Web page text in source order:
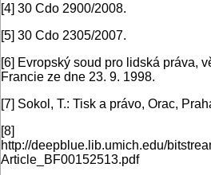
[4] 30 Cdo 2900/2008.
[5] 30 Cdo 2305/2007.
[6] Evropský soud pro lidská práva,
Francie ze dne 23. 9. 1998.
[7] Sokol, T.: Tisk a právo, Orac,
[8]
http://deepblue.lib.umich.edu/
Article_BF00152513.pdf